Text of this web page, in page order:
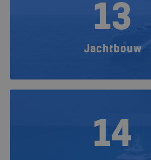
13
Jachtbouw
14